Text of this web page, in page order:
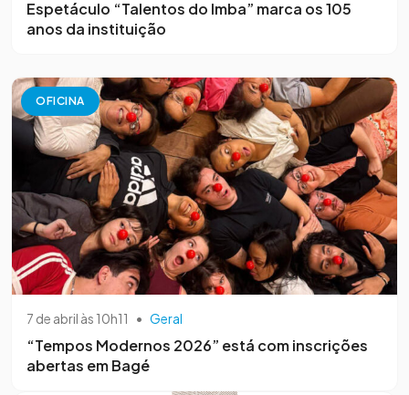
Espetáculo “Talentos do Imba” marca os 105
anos da instituição
OFICINA
7 de abril às 10h11 • Geral
“Tempos Modernos 2026” está com inscrições
abertas em Bagé